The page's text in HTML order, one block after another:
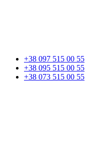
+38 097 515 00 55
+38 095 515 00 55
+38 073 515 00 55